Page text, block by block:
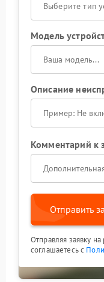
Выберите тип
Модель
Описание
Комментарий к
Отправить
Отправляя заявку
соглашаетесь с